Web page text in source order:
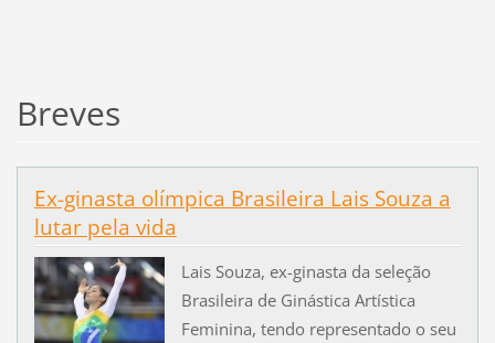
Breves
Ex-ginasta olímpica Brasileira Lais Souza a
lutar pela vida
Lais Souza, ex-ginasta da seleção
Brasileira de Ginástica Artística
Feminina, tendo representado o seu